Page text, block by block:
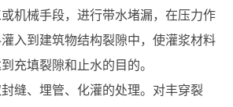
机械手段，进行带水堵漏，在压力作
入到建筑物结构裂隙中，使灌浆材料
充填裂隙和止水的目的。
缝、埋管、化灌的处理。对丰穿裂